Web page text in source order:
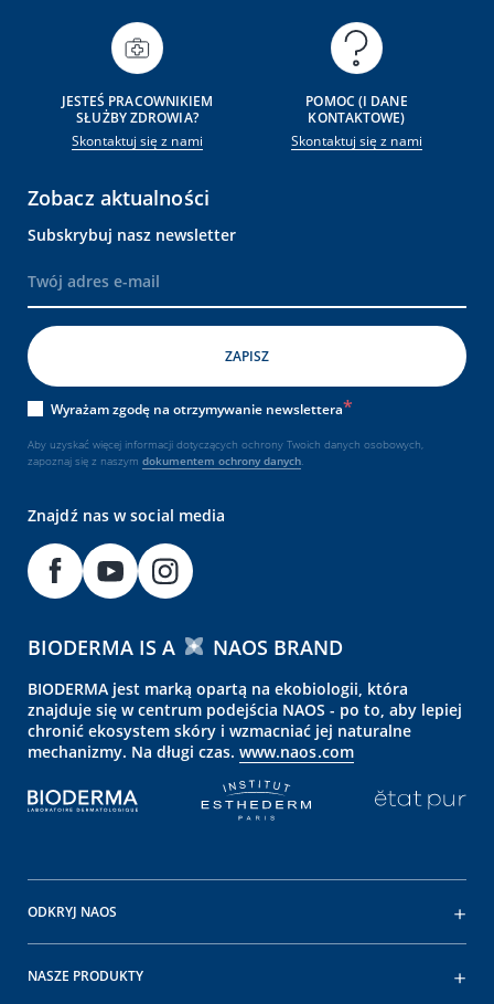
JESTEŚ PRACOWNIKIEM
SŁUŻBY ZDROWIA?
Skontaktuj się z nami
POMOC (I DANE
KONTAKTOWE)
Skontaktuj się z nami
Zobacz aktualności
Subskrybuj nasz newsletter
Wyrażam zgodę na otrzymywanie newslettera
Aby uzyskać więcej informacji dotyczących ochrony Twoich danych osobowych,
zapoznaj się z naszym dokumentem ochrony danych.
Znajdź nas w social media
BIODERMA IS A NAOS BRAND
BIODERMA jest marką opartą na ekobiologii, która
znajduje się w centrum podejścia NAOS - po to, aby lepiej
chronić ekosystem skóry i wzmacniać jej naturalne
mechanizmy. Na długi czas. www.naos.com
ODKRYJ NAOS
NASZE PRODUKTY